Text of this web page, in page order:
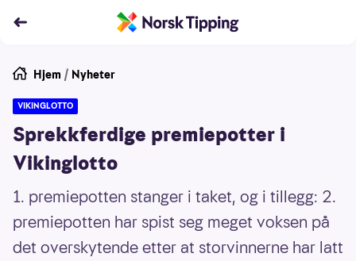
Hjem / Nyheter
VIKINGLOTTO
Sprekkferdige premiepotter i
Vikinglotto
1. premiepotten stanger i taket, og i tillegg: 2.
premiepotten har spist seg meget voksen på
det overskytende etter at storvinnerne har latt